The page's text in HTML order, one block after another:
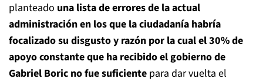
planteado una lista de errores de la actual
administración en los que la ciudadanía habría
focalizado su disgusto y razón por la cual el 30% de
apoyo constante que ha recibido el gobierno de
Gabriel Boric no fue suficiente para dar vuelta el